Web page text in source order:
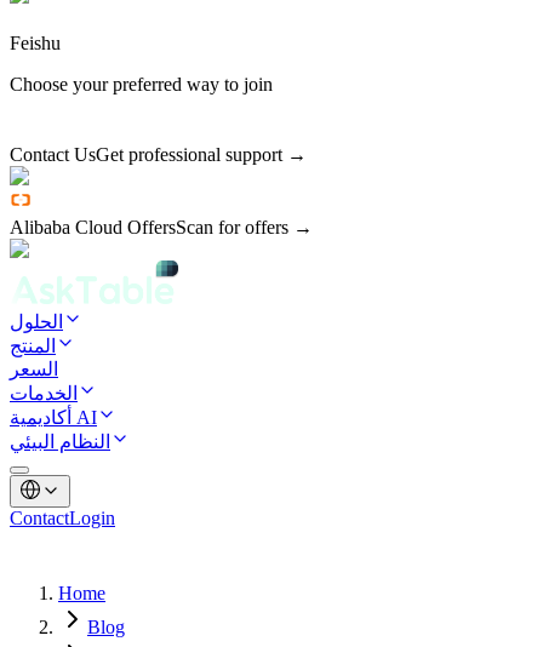
Feishu
Choose your preferred way to join
Contact UsGet professional support →
Alibaba Cloud OffersScan for offers →
الحلول
المنتج
السعر
الخدمات
أكاديمية AI
النظام البيئي
ContactLogin
Home
Blog